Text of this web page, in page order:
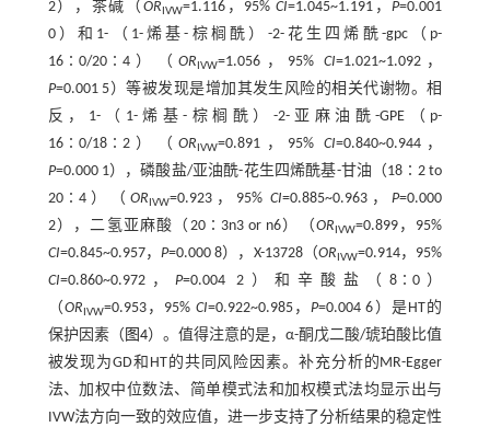
2），茶碱（ OR IVW=1.116，95% CI=1.045~1.191，P=0.001
0）和1-（1-烯基-棕榈酰）-2-花生四烯酰-gpc（p-
16∶0/20∶4）（OR IVW=1.056，95% CI=1.021~1.092，
P=0.001 5）等被发现是增加其发生风险的相关代谢物。相
反，1-（1-烯基-棕榈酰）-2-亚麻油酰-GPE（p-
16∶0/18∶2）（OR IVW=0.891，95% CI=0.840~0.944，
P=0.000 1），磷酸盐/亚油酰-花生四烯酰基-甘油（18∶2 to
20∶4）（ OR IVW=0.923，95%CI=0.885~0.963，P=0.000
2），二氢亚麻酸（20∶3n3 or n6）（ OR IVW=0.899，95%
CI=0.845~0.957， P=0.000 8），X-13728（OR IVW=0.914，95%
CI=0.860~0.972，P=0.004 2）和辛酸盐（8∶0）
（ OR IVW=0.953，95% CI=0.922~0.985，P=0.004 6）是HT的
保护因素（ 图4）。值得注意的是，α-酮戊二酸/琥珀酸比值
被发现为GD和HT的共同风险因素。补充分析的MR-Egger
法、加权中位数法、简单模式法和加权模式法均显示出与
IVW法方向一致的效应值，进一步支持了分析结果的稳定性